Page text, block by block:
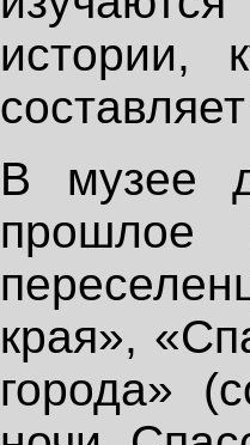
истории,
В музее
прошлое
края»,
города»